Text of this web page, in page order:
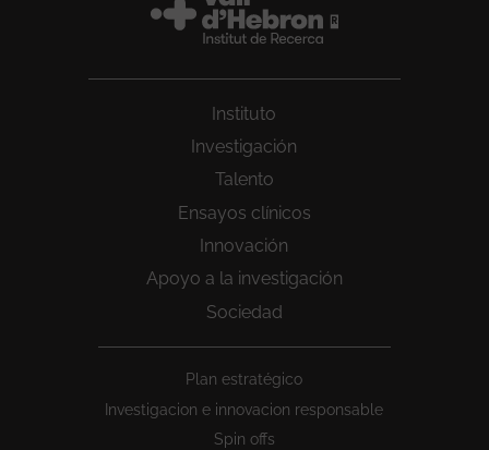
Instituto
Investigación
Talento
Ensayos clínicos
Innovación
Apoyo a la investigación
Sociedad
Plan estratégico
Investigacion e innovacion responsable
Spin offs